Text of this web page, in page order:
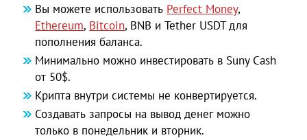
Вы можете использовать Perfect Money,
Ethereum, Bitcoin, BNB и Tether USDT для
пополнения баланса.
Минимально можно инвестировать в Suny Cash
от 50$.
Крипта внутри системы не конвертируется.
Создавать запросы на вывод денег можно
только в понедельник и вторник.